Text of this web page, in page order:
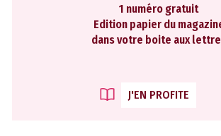
1 numéro gratuit
Edition papier du
dans votre boite aux
J'EN PROFITE